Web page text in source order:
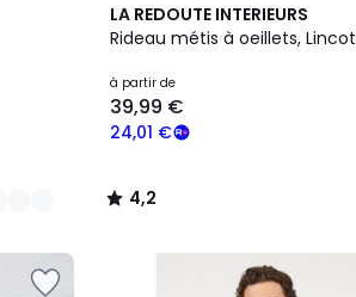
LA REDOUTE INTERIEURS
Rideau métis à oeillets, Lincot
à partir de
24,01 €
39,99 €
4,2
/ 5
6
Couleurs
4,2
/